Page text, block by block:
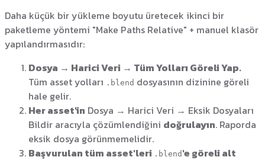
Daha küçük bir yükleme boyutu üretecek ikinci bir
paketleme yöntemi "Make Paths Relative" + manuel klasör
yapılandırmasıdır:
Dosya → Harici Veri → Tüm Yolları Göreli Yap.
Tüm asset yolları .blend dosyasının dizinine göreli
hale gelir.
Her asset'in Dosya → Harici Veri → Eksik Dosyaları
Bildir aracıyla çözümlendiğini doğrulayın. Raporda
eksik dosya görünmemelidir.
Başvurulan tüm asset'leri .blend 'e göreli alt